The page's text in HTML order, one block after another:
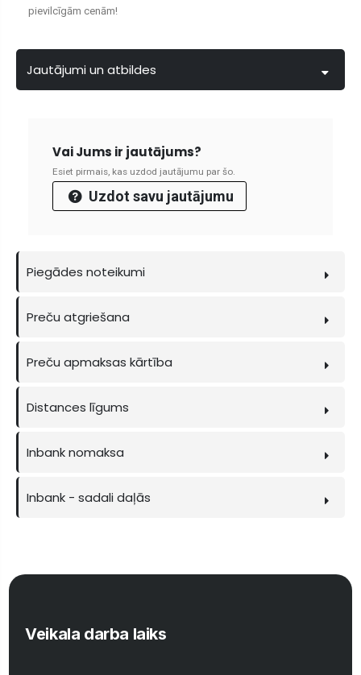
pievilcīgām cenām!
Jautājumi un atbildes
Vai Jums ir jautājums?
Esiet pirmais, kas uzdod jautājumu par šo.
Uzdot savu jautājumu
Piegādes noteikumi
Preču atgriešana
Preču apmaksas kārtība
Distances līgums
Inbank nomaksa
Inbank - sadali daļās
Veikala darba laiks